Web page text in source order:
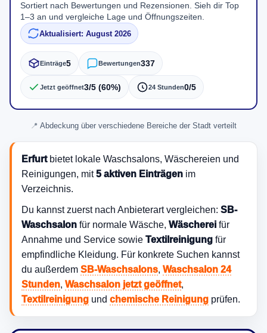
Sortiert nach Bewertungen und Rezensionen. Sieh dir Top
1–3 an und vergleiche Lage und Öffnungszeiten.
Aktualisiert: August 2026
Einträge5 Bewertungen337
Jetzt geöffnet3/5 (60%) 24 Stunden0/5
Abdeckung über verschiedene Bereiche der Stadt verteilt
Erfurtbietet lokale Waschsalons, Wäschereien und
Reinigungen, mit5 aktiven Einträgen im
Verzeichnis.
Du kannst zuerst nach Anbieterart vergleichen: SB-
Waschsalon für normale Wäsche, Wäscherei für
Annahme und Service sowie Textilreinigung für
empfindliche Kleidung. Für konkrete Suchen kannst
du außerdem SB-Waschsalons, Waschsalon 24
Stunden, Waschsalon jetzt geöffnet,
Textilreinigung und chemische Reinigung prüfen.